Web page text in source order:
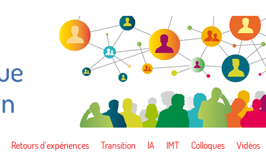
Retours d’expériences Transition IA IMT Colloques Vidéos